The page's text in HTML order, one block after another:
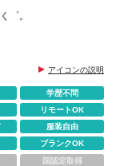
゜。
アイコンの説明
学歴不問
リモートOK
服装自由
ブランクOK
国認定取得